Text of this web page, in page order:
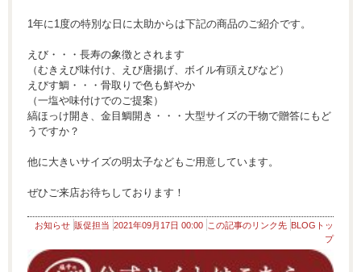
1年に1度の特別な日に太助からは下記の商品のご紹介です。
えび・・・長寿の象徴とされます
（むきえび味付け、えび唐揚げ、ボイル有頭えびなど）
えびす鯛・・・骨取りで色も鮮やか
（一塩や味付けでのご提案）
縞ほっけ開き、金目鯛開き・・・大型サイズの干物で贈答にもど
うですか？
他に大きいサイズの明太子などもご用意しています。
ぜひご来店お待ちしております！
お知らせ 販促担当 2021年09月17日 00:00 この記事のリンク先 BLOGトッ
プ